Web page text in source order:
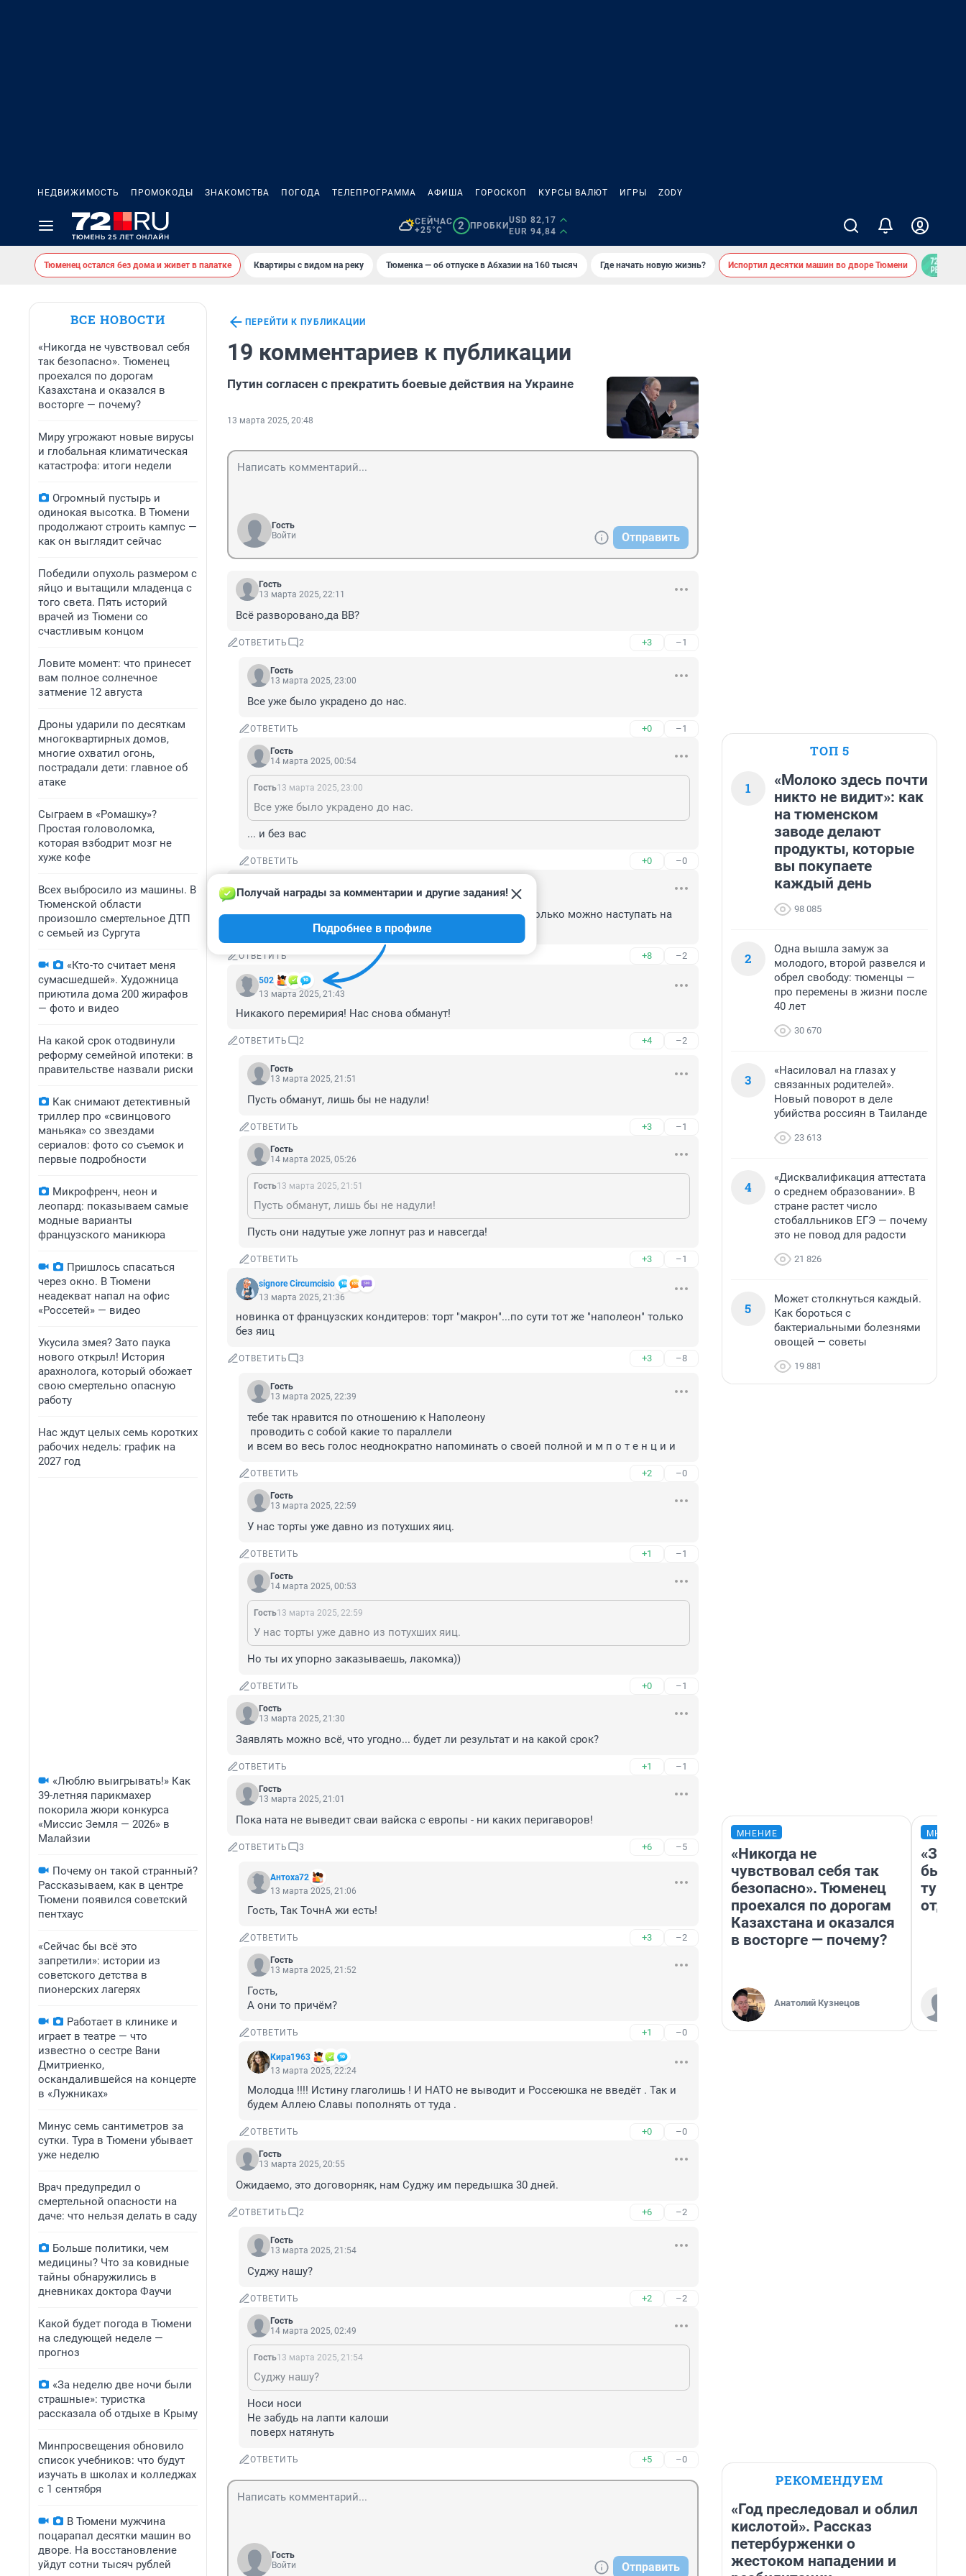
НЕДВИЖИМОСТЬ ПРОМОКОДЫ ЗНАКОМСТВА ПОГОДА ТЕЛЕПРОГРАММА АФИША ГОРОСКОП КУРСЫ ВАЛЮТ ИГРЫ ZODY
СЕЙЧАС
+25°C
2 ПРОБКИ
USD 82,17
EUR 94,84
Тюменец остался без дома и живет в палатке Квартиры с видом на реку Тюменка — об отпуске в Абхазии на 160 тысяч Где начать новую жизнь? Испортил десятки машин во дворе Тюмени
ВСЕ НОВОСТИ
«Никогда не чувствовал себя
так безопасно». Тюменец
проехался по дорогам
Казахстана и оказался в
восторге — почему?
Миру угрожают новые вирусы
и глобальная климатическая
катастрофа: итоги недели
Огромный пустырь и
одинокая высотка. В Тюмени
продолжают строить кампус —
как он выглядит сейчас
Победили опухоль размером с
яйцо и вытащили младенца с
того света. Пять историй
врачей из Тюмени со
счастливым концом
Ловите момент: что принесет
вам полное солнечное
затмение 12 августа
Дроны ударили по десяткам
многоквартирных домов,
многие охватил огонь,
пострадали дети: главное об
атаке
Сыграем в «Ромашку»?
Простая головоломка,
которая взбодрит мозг не
хуже кофе
Всех выбросило из машины. В
Тюменской области
произошло смертельное ДТП
с семьей из Сургута
«Кто-то считает меня
сумасшедшей». Художница
приютила дома 200 жирафов
— фото и видео
На какой срок отодвинули
реформу семейной ипотеки: в
правительстве назвали риски
Как снимают детективный
триллер про «свинцового
маньяка» со звездами
сериалов: фото со съемок и
первые подробности
Микрофренч, неон и
леопард: показываем самые
модные варианты
французского маникюра
Пришлось спасаться
через окно. В Тюмени
неадекват напал на офис
«Россетей» — видео
Укусила змея? Зато паука
нового открыл! История
арахнолога, который обожает
свою смертельно опасную
работу
Нас ждут целых семь коротких
рабочих недель: график на
2027 год
«Люблю выигрывать!» Как
39-летняя парикмахер
покорила жюри конкурса
«Миссис Земля — 2026» в
Малайзии
Почему он такой странный?
Рассказываем, как в центре
Тюмени появился советский
пентхаус
«Сейчас бы всё это
запретили»: истории из
советского детства в
пионерских лагерях
Работает в клинике и
играет в театре — что
известно о сестре Вани
Дмитриенко,
оскандалившейся на концерте
в «Лужниках»
Минус семь сантиметров за
сутки. Тура в Тюмени убывает
уже неделю
Врач предупредил о
смертельной опасности на
даче: что нельзя делать в саду
Больше политики, чем
медицины? Что за ковидные
тайны обнаружились в
дневниках доктора Фаучи
Какой будет погода в Тюмени
на следующей неделе —
прогноз
«За неделю две ночи были
страшные»: туристка
рассказала об отдыхе в Крыму
Минпросвещения обновило
список учебников: что будут
изучать в школах и колледжах
с 1 сентября
В Тюмени мужчина
поцарапал десятки машин во
дворе. На восстановление
уйдут сотни тысяч рублей
ПЕРЕЙТИ К ПУБЛИКАЦИИ
19 комментариев к публикации
Путин согласен с прекратить боевые действия на Украине
13 марта 2025, 20:48
Гость
Войти
Отправить
Гость
13 марта 2025, 22:11
Всё разворовано,да ВВ?
ОТВЕТИТЬ 2 +3 –1
Гость
13 марта 2025, 23:00
Все уже было украдено до нас.
ОТВЕТИТЬ +0 –1
Гость
14 марта 2025, 00:54
Гость13 марта 2025, 23:00
Все уже было украдено до нас.
... и без вас
ОТВЕТИТЬ +0 –0
13 марта 2025, 21:54
А потом "ой, нас опять обманули, а мы им поверили..." Сколько можно наступать на
одни и те же грабли?
ОТВЕТИТЬ +8 –2
502
Получай награды за комментарии и другие задания!
Подробнее в профиле
13 марта 2025, 21:43
Никакого перемирия! Нас снова обманут!
ОТВЕТИТЬ 2 +4 –2
Гость
13 марта 2025, 21:51
Пусть обманут, лишь бы не надули!
ОТВЕТИТЬ +3 –1
Гость
14 марта 2025, 05:26
Гость13 марта 2025, 21:51
Пусть обманут, лишь бы не надули!
Пусть они надутые уже лопнут раз и навсегда!
ОТВЕТИТЬ +3 –1
signore Сircumcisio
13 марта 2025, 21:36
новинка от французских кондитеров: торт "макрон"...по сути тот же "наполеон" только
без яиц
ОТВЕТИТЬ 3 +3 –8
Гость
13 марта 2025, 22:39
тебе так нравится по отношению к Наполеону
и всем во весь голос неоднократно напоминать о своей полной и м п о т е н ц и и
ОТВЕТИТЬ +2 –0
Гость
13 марта 2025, 22:59
У нас торты уже давно из потухших яиц.
ОТВЕТИТЬ +1 –1
Гость
14 марта 2025, 00:53
Гость13 марта 2025, 22:59
У нас торты уже давно из потухших яиц.
Но ты их упорно заказываешь, лакомка))
ОТВЕТИТЬ +0 –1
Гость
13 марта 2025, 21:30
Заявлять можно всё, что угодно... будет ли результат и на какой срок?
ОТВЕТИТЬ +1 –1
Гость
13 марта 2025, 21:01
Пока ната не выведит сваи вайска с европы - ни каких перигаворов!
ОТВЕТИТЬ 3 +6 –5
Антоха72
13 марта 2025, 21:06
Гость, Так ТочнА жи есть!
ОТВЕТИТЬ +3 –2
Гость
13 марта 2025, 21:52
Гость,
А они то причём?
ОТВЕТИТЬ +1 –0
Кира1963
13 марта 2025, 22:24
Молодца !!!! Истину глаголишь ! И НАТО не выводит и Россеюшка не введёт . Так и
будем Аллею Славы пополнять от туда .
ОТВЕТИТЬ +0 –0
Гость
13 марта 2025, 20:55
Ожидаемо, это договорняк, нам Суджу им передышка 30 дней.
ОТВЕТИТЬ 2 +6 –2
Гость
13 марта 2025, 21:54
Суджу нашу?
ОТВЕТИТЬ +2 –2
Гость
14 марта 2025, 02:49
Гость13 марта 2025, 21:54
Суджу нашу?
Носи носи
Не забудь на лапти калоши
поверх натянуть
ОТВЕТИТЬ +5 –0
Гость
Войти
Отправить
ТОП 5
1
«Молоко здесь почти
никто не видит»: как
на тюменском
заводе делают
продукты, которые
вы покупаете
каждый день
98 085
2
Одна вышла замуж за
молодого, второй развелся и
обрел свободу: тюменцы —
про перемены в жизни после
40 лет
30 670
3
«Насиловал на глазах у
связанных родителей».
Новый поворот в деле
убийства россиян в Таиланде
23 613
4
«Дисквалификация аттестата
о среднем образовании». В
стране растет число
стобалльников ЕГЭ — почему
это не повод для радости
21 826
5
Может столкнуться каждый.
Как бороться с
бактериальными болезнями
овощей — советы
19 881
МНЕНИЕ
«Никогда не
чувствовал себя так
безопасно». Тюменец
проехался по дорогам
Казахстана и оказался
в восторге — почему?
Анатолий Кузнецов
«За
были
РЕКОМЕНДУЕМ
«Год преследовал и облил
кислотой». Рассказ
петербурженки о
жестоком нападении и